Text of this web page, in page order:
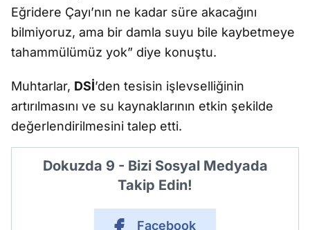
Eğridere Çayı’nın ne kadar süre akacağını
bilmiyoruz, ama bir damla suyu bile kaybetmeye
tahammülümüz yok” diye konuştu.
Muhtarlar, DSİ’den tesisin işlevselliğinin
artırılmasını ve su kaynaklarının etkin şekilde
değerlendirilmesini talep etti.
Dokuzda 9 - Bizi Sosyal Medyada
Takip Edin!
Facebook